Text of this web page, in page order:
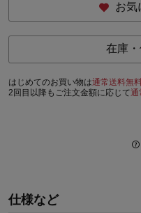
お気
在庫
はじめてのお買い物は通常送料無料
2回目以降もご注文金額に応じて通
仕様など